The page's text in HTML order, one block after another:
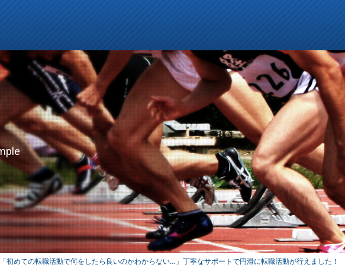
「初めての転職活動で何をしたら良いのかわからない…」丁寧なサポートで円滑に転職活動が行えました！